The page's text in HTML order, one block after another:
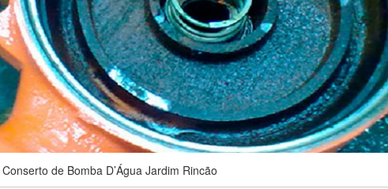
Conserto de Bomba D’Água Jardim Rincão